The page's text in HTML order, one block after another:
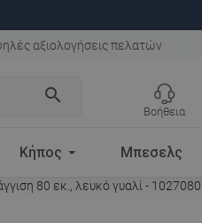
αξιολογήσεις πελατών
search
Βοήθεια
Κήπος Μπεσελς
80 εκ., λευκό γυαλί - 1027080